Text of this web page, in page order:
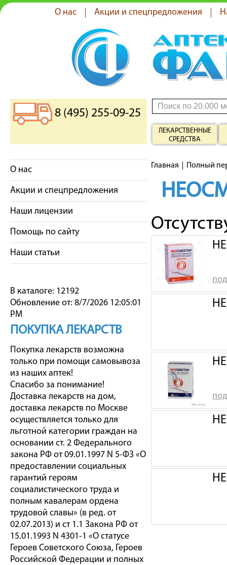
О нас Акции и спецпредложения
8 (495) 255-09-25
ЛЕКАРСТВЕННЫЕ
СРЕДСТВА
О нас
Акции и спецпредложения
Наши лицензии
Помощь по сайту
Наши статьи
В каталоге: 12192
Обновление от: 8/7/2026 12:05:01
PM
ПОКУПКА ЛЕКАРСТВ
Покупка лекарств возможна
только при помощи самовывоза
из наших аптек!
Спасибо за понимание!
Доставка лекарств на дом,
доставка лекарств по Москве
осуществляется только для
льготной категории граждан на
основании ст. 2 Федерального
закона РФ от 09.01.1997 N 5-ФЗ «О
предоставлении социальных
гарантий героям
социалистического труда и
полным кавалерам ордена
трудовой славы» (в ред. от
02.07.2013) и ст 1.1 Закона РФ от
15.01.1993 N 4301-1 «О статусе
Героев Советского Союза, Героев
Российской Федерации и полных
Главная Полный